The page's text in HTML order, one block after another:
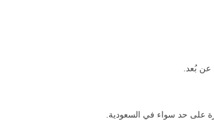
عن بُعد.
على حد سواء في السعودية.